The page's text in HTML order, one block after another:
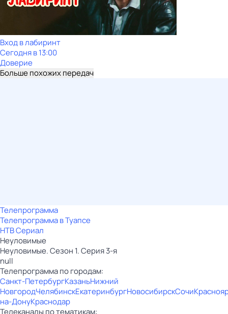
Вход в лабиринт
Сегодня в 13:00
Доверие
Больше похожих передач
Телепрограмма
Телепрограмма в Туапсе
НТВ Сериал
Неуловимые
Неуловимые. Сезон 1. Серия 3-я
null
Телепрограмма по городам:
Санкт-ПетербургКазаньНижний
НовгородЧелябинскЕкатеринбургНовосибирскСочи
на-ДонуКраснодар
Телеканалы по тематикам: